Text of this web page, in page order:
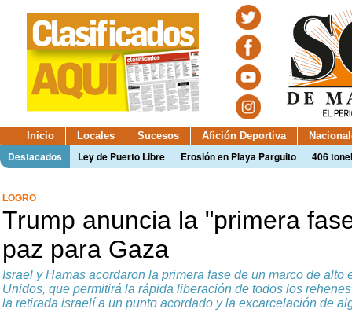
Inicio Locales Sucesos Afición Deportiva
Destacados Ley de Puerto Libre Erosión en Playa Parguito 406
LOGRO
Trump anuncia la "primera
paz para Gaza
Israel y Hamas acordaron la primera fase de un marco de alto
Unidos, que permitirá la rápida liberación de todos los
la retirada israelí a un punto acordado y la excarcelación de